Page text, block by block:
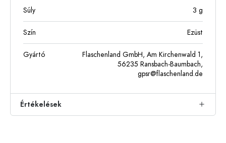
Súly 3 g
Szín Ezüst
Gyártó
Flaschenland GmbH, Am Kirchenwald 1,
56235 Ransbach-Baumbach,
gpsr@flaschenland.de
Értékelések